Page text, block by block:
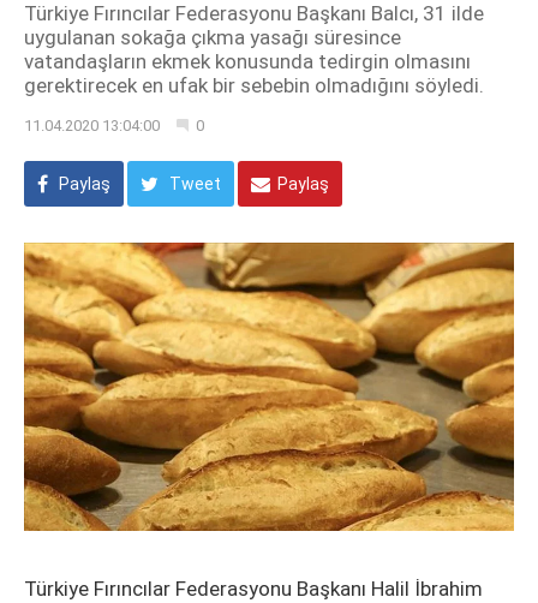
Türkiye Fırıncılar Federasyonu Başkanı Balcı, 31 ilde
uygulanan sokağa çıkma yasağı süresince
vatandaşların ekmek konusunda tedirgin olmasını
gerektirecek en ufak bir sebebin olmadığını söyledi.
11.04.2020 13:04:00 0
Paylaş Tweet Paylaş
Türkiye Fırıncılar Federasyonu Başkanı Halil İbrahim